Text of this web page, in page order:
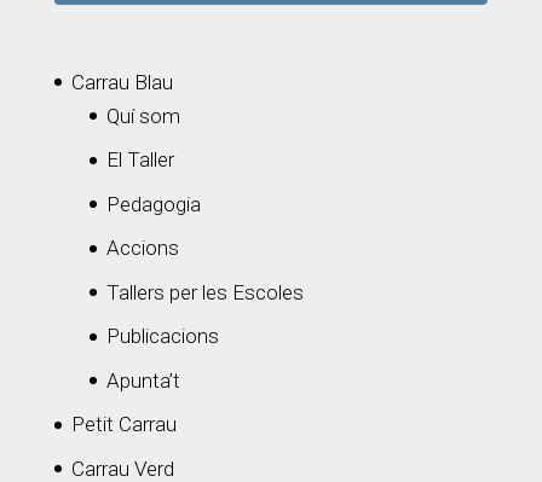
Carrau Blau
Quí som
El Taller
Pedagogia
Accions
Tallers per les Escoles
Publicacions
Apunta’t
Petit Carrau
Carrau Verd